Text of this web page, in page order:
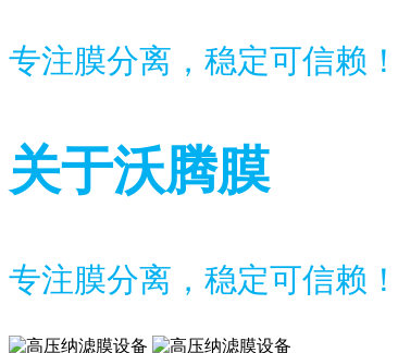
专注膜分离，稳定可信赖！
关于沃腾膜
专注膜分离，稳定可信赖！